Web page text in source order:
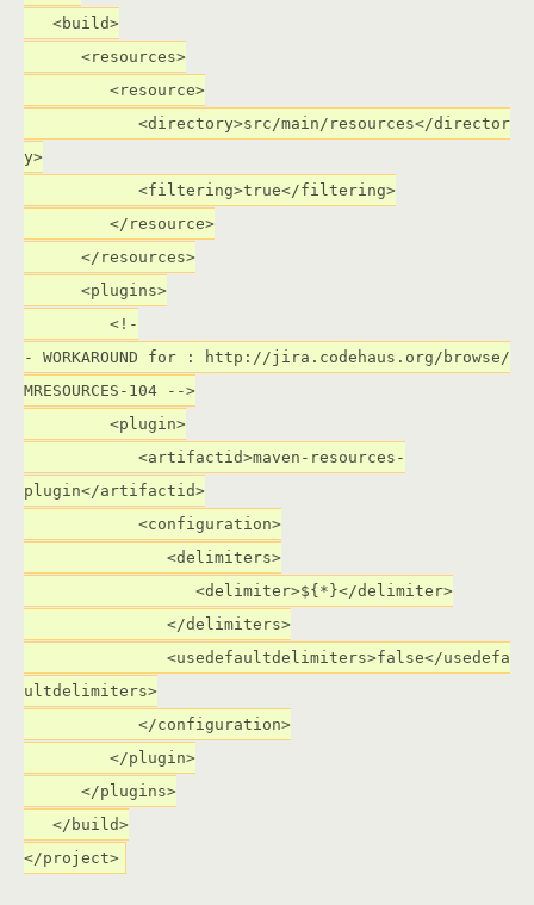
<build>
<resources>
<resource>
<directory>src/main/resources</director
y>
<filtering>true</filtering>
</resource>
</resources>
<plugins>
<!-
- WORKAROUND for : http://jira.codehaus.org/browse/
MRESOURCES-104 -->
<plugin>
<artifactid>maven-resources-
plugin</artifactid>
<configuration>
<delimiters>
<delimiter>${*}</delimiter>
</delimiters>
<usedefaultdelimiters>false</usedefa
ultdelimiters>
</configuration>
</plugin>
</plugins>
</build>
</project>